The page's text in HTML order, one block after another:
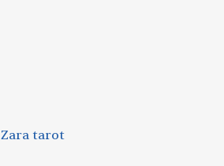
Zara tarot